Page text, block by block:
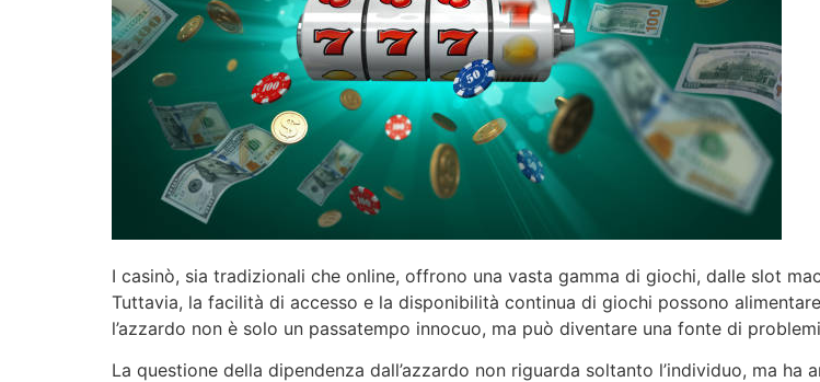
I casinò, sia tradizionali che online, offrono una vasta gamma di giochi, dalle slot
Tuttavia, la facilità di accesso e la disponibilità continua di giochi possono
l’azzardo non è solo un passatempo innocuo, ma può diventare una fonte di
La questione della dipendenza dall’azzardo non riguarda soltanto l’individuo, ma